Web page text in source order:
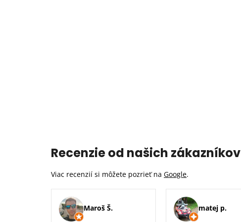
Recenzie od našich zákazníkov
Viac recenzií si môžete pozrieť na Google.
Maroš Š. matej p.